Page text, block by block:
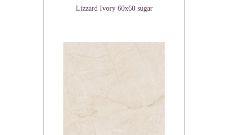
Lizzard Ivory 60х60 sugar